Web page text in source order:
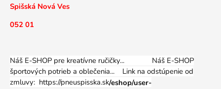
Spišská Nová Ves
052 01
Náš E-SHOP pre kreatívne ručičky... Náš E-SHOP
športových potrieb a oblečenia... Link na odstúpenie od
zmluvy: https://pneuspisska.sk/eshop/user-